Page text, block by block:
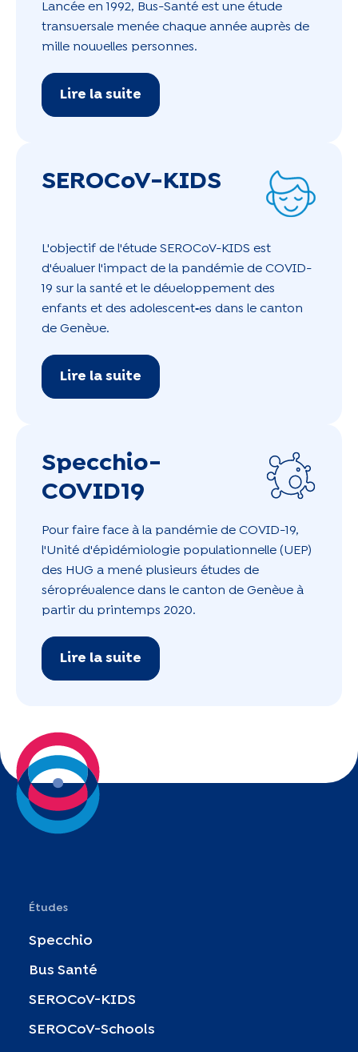
Lancée en 1992, Bus-Santé est une étude
transversale menée chaque année auprès de
mille nouvelles personnes.
Lire la suite
SEROCoV-KIDS
L'objectif de l'étude SEROCoV-KIDS est
d'évaluer l'impact de la pandémie de COVID-
19 sur la santé et le développement des
enfants et des adolescent‑es dans le canton
de Genève.
Lire la suite
Specchio-
COVID19
Pour faire face à la pandémie de COVID-19,
l'Unité d'épidémiologie populationnelle (UEP)
des HUG a mené plusieurs études de
séroprévalence dans le canton de Genève à
partir du printemps 2020.
Lire la suite
Études
Specchio
Bus Santé
SEROCoV-KIDS
SEROCoV-Schools